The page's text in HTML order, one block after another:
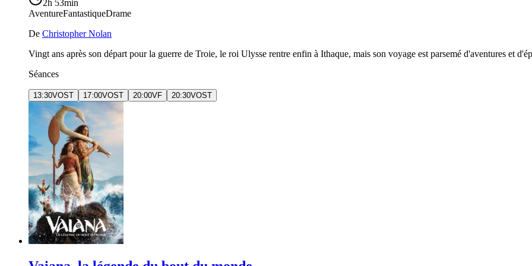
2h 53min
AventureFantastiqueDrame
De Christopher Nolan
Vingt ans après son départ pour la guerre de Troie, le roi Ulysse rentre enfin à Ithaque, mais son voyage est parsemé d'aventures et
Séances
13:30VOST 17:00VOST 20:00VF 20:30VOST